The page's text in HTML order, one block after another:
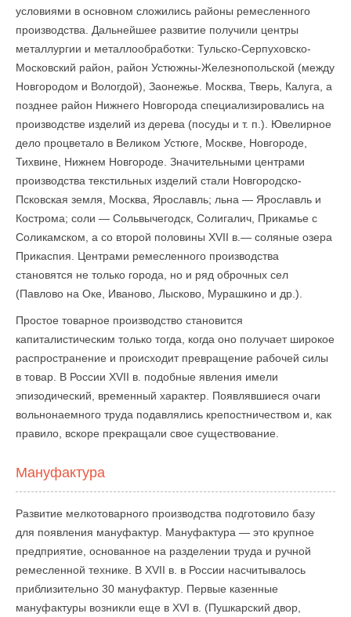
условиями в основном сложились районы ремесленного
производства. Дальнейшее развитие получили центры
металлургии и металлообработки: Тульско-Серпуховско-
Московский район, район Устюжны-Железнопольской (между
Новгородом и Вологдой), Заонежье. Москва, Тверь, Калуга, а
позднее район Нижнего Новгорода специализировались на
производстве изделий из дерева (посуды и т. п.). Ювелирное
дело процветало в Великом Устюге, Москве, Новгороде,
Тихвине, Нижнем Новгороде. Значительными центрами
производства текстильных изделий стали Новгородско-
Псковская земля, Москва, Ярославль; льна — Ярославль и
Кострома; соли — Сольвычегодск, Солигалич, Прикамье с
Соликамском, а со второй половины XVII в.— соляные озера
Прикаспия. Центрами ремесленного производства
становятся не только города, но и ряд оброчных сел
(Павлово на Оке, Иваново, Лысково, Мурашкино и др.).
Простое товарное производство становится
капиталистическим только тогда, когда оно получает широкое
распространение и происходит превращение рабочей силы
в товар. В России XVII в. подобные явления имели
эпизодический, временный характер. Появлявшиеся очаги
вольнонаемного труда подавлялись крепостничеством и, как
правило, вскоре прекращали свое существование.
Мануфактура
Развитие мелкотоварного производства подготовило базу
для появления мануфактур. Мануфактура — это крупное
предприятие, основанное на разделении труда и ручной
ремесленной технике. В XVII в. в России насчитывалось
приблизительно 30 мануфактур. Первые казенные
мануфактуры возникли еще в XVI в. (Пушкарский двор,